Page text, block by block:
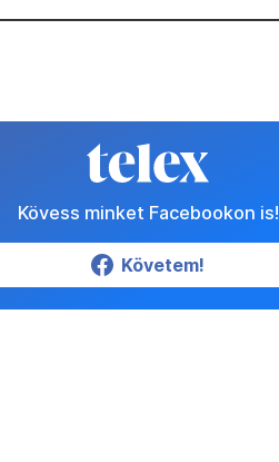
Kövess minket Facebookon is!
Követem!